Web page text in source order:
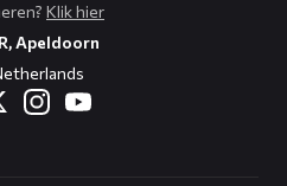
Klik hier
Apeldoorn